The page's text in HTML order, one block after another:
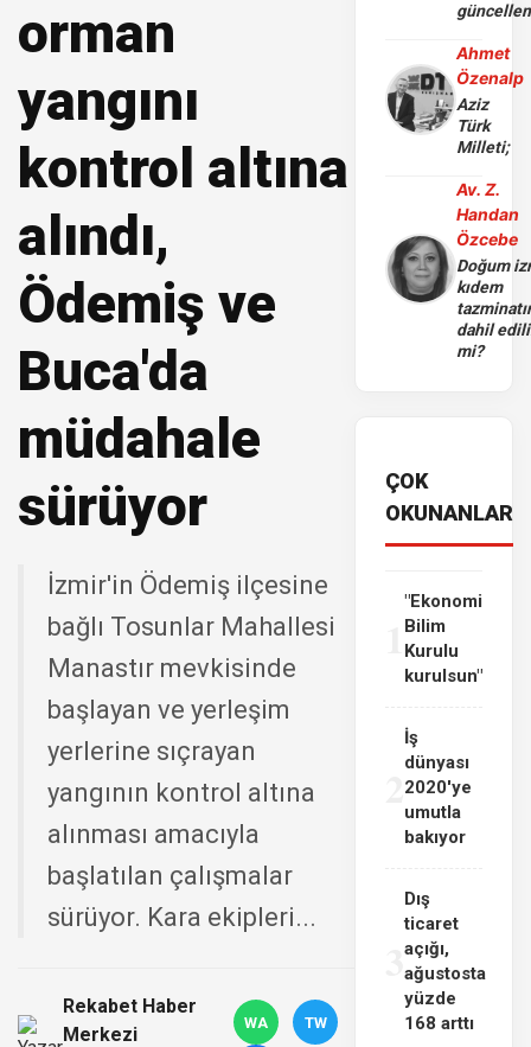
orman
yangını
kontrol altına
alındı,
Ödemiş ve
Buca'da
müdahale
sürüyor
İzmir'in Ödemiş ilçesine
bağlı Tosunlar Mahallesi
Manastır mevkisinde
başlayan ve yerleşim
yerlerine sıçrayan
yangının kontrol altına
alınması amacıyla
başlatılan çalışmalar
sürüyor. Kara ekipleri...
Rekabet Haber
Merkezi
WA TW
Ahmet
Özenalp
Aziz
Türk
Milleti;
Av. Z.
Handan
Özcebe
Doğum
kıdem
dahil
mi?
ÇOK
OKUNANLAR
"Ekonomi
Bilim
Kurulu
kurulsun"
İş
dünyası
2020'ye
umutla
bakıyor
3
Dış
ticaret
açığı,
ağustosta
yüzde
168 arttı